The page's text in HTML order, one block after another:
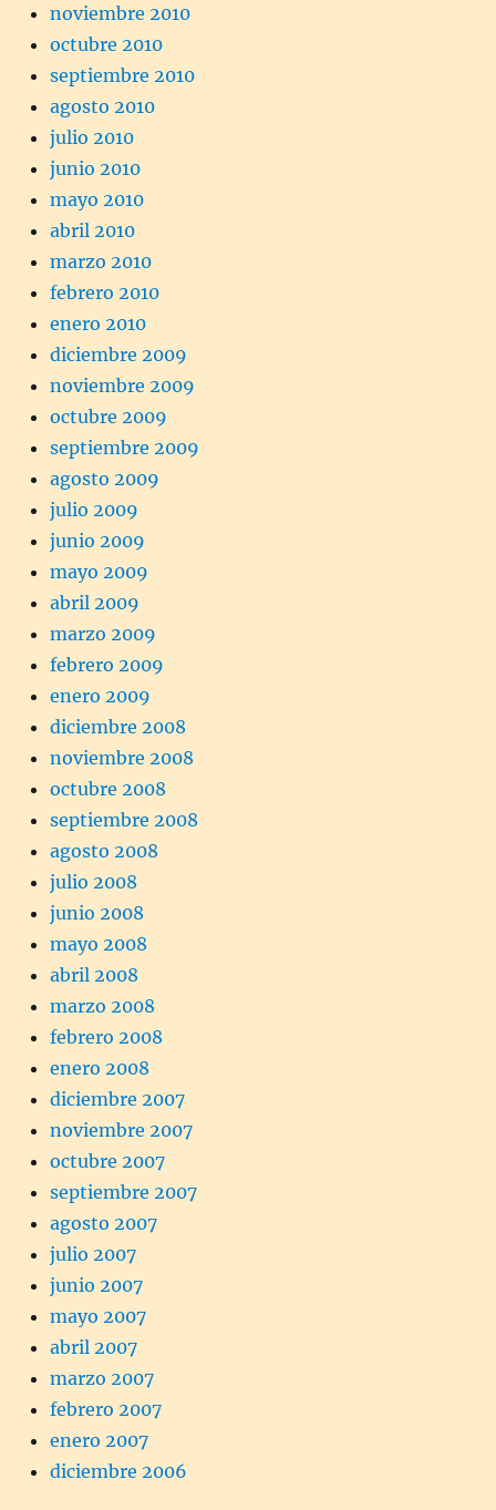
noviembre 2010
octubre 2010
septiembre 2010
agosto 2010
julio 2010
junio 2010
mayo 2010
abril 2010
marzo 2010
febrero 2010
enero 2010
diciembre 2009
noviembre 2009
octubre 2009
septiembre 2009
agosto 2009
julio 2009
junio 2009
mayo 2009
abril 2009
marzo 2009
febrero 2009
enero 2009
diciembre 2008
noviembre 2008
octubre 2008
septiembre 2008
agosto 2008
julio 2008
junio 2008
mayo 2008
abril 2008
marzo 2008
febrero 2008
enero 2008
diciembre 2007
noviembre 2007
octubre 2007
septiembre 2007
agosto 2007
julio 2007
junio 2007
mayo 2007
abril 2007
marzo 2007
febrero 2007
enero 2007
diciembre 2006